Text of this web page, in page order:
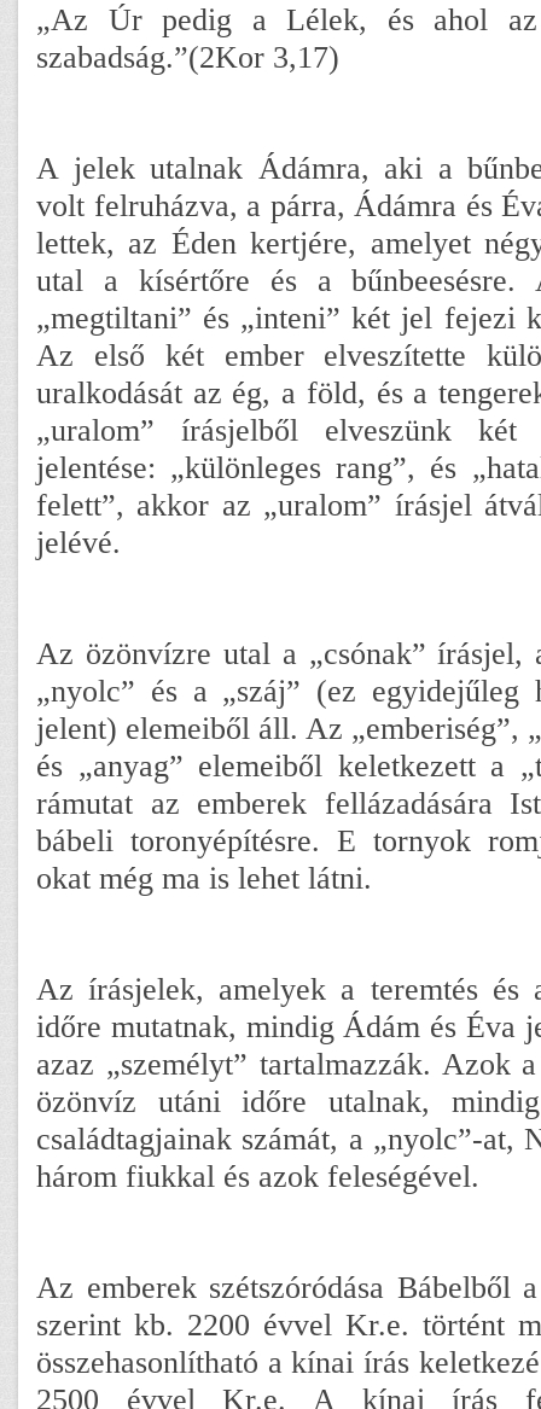
„Az Úr pedig a Lélek, és ahol
szabadság.”(2Kor 3,17)
A jelek utalnak Ádámra, aki a
volt felruházva, a párra, Ádámra és
lettek, az Éden kertjére, amelyet
utal a kísértőre és a bűnbeesésre.
„megtiltani” és „inteni” két jel fejezi
Az első két ember elveszítette
uralkodását az ég, a föld, és a
„uralom” írásjelből elveszünk két
jelentése: „különleges rang”, és
felett”, akkor az „uralom” írásjel
jelévé.
Az özönvízre utal a „csónak” írásjel,
„nyolc” és a „száj” (ez egyidejűleg
jelent) elemeiből áll. Az „emberiség”,
és „anyag” elemeiből keletkezett a
rámutat az emberek fellázadására
bábeli toronyépítésre. E tornyok
okat még ma is lehet látni.
Az írásjelek, amelyek a teremtés és
időre mutatnak, mindig Ádám és Éva
azaz „személyt” tartalmazzák. Azok
özönvíz utáni időre utalnak,
családtagjainak számát, a „nyolc”-at,
három fiukkal és azok feleségével.
Az emberek szétszóródása Bábelből
szerint kb. 2200 évvel Kr.e. történt
összehasonlítható a kínai írás
2500 évvel Kr.e. A kínai írás